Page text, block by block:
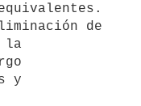
de
la
y